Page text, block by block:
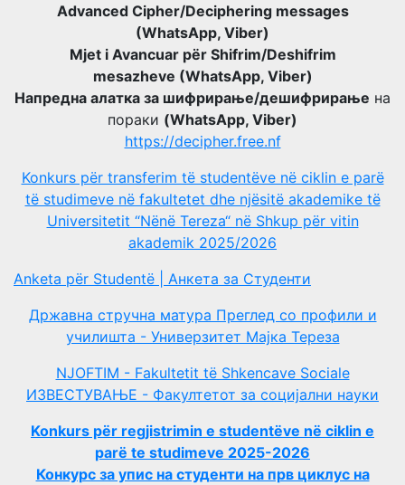
Advanced Cipher/Deciphering messages
(WhatsApp, Viber)
Mjet i Avancuar për Shifrim/Deshifrim
mesazheve (WhatsApp, Viber)
Напредна алатка за шифрирање/дешифрирање на
пораки (WhatsApp, Viber)
https://decipher.free.nf
Konkurs për transferim të studentëve në ciklin e parë
të studimeve në fakultetet dhe njësitë akademike të
Universitetit “Nënë Tereza“ në Shkup për vitin
akademik 2025/2026
Anketa për Studentë | Анкета за Студенти
Државна стручна матура Преглед со профили и
училишта - Универзитет Мајка Тереза
NJOFTIM - Fakultetit të Shkencave Sociale
ИЗВЕСТУВАЊЕ - Факултетот за социјални науки
Konkurs për regjistrimin e studentëve në ciklin e
parë te studimeve 2025-2026
Конкурс за упис на студенти на прв циклус на